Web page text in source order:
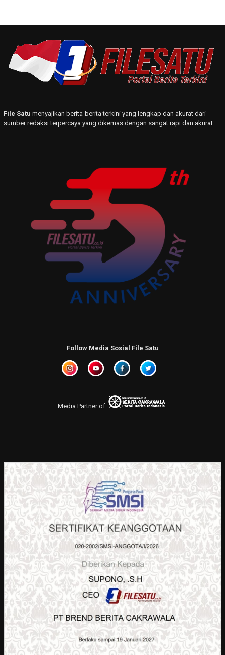
File Satu menyajikan berita-berita terkini yang lengkap dan akurat dari
sumber redaksi terpercaya yang dikemas dengan sangat rapi dan akurat.
Follow Media Sosial File Satu
Media Partner of